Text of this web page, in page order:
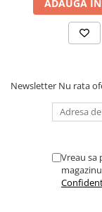
ADAUGA IN
Newsletter Nu rata
Vreau sa